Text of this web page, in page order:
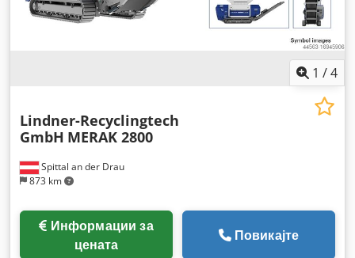
1 /4
Spittal an der Drau
873 km
Lindner-Recyclingtech
GmbH MERAK 2800
цената
Повикајте